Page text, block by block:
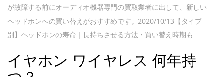
が故障する前にオーディオ機器専門の買取業者に出して、新しい
ヘッドホンへの買い替えがおすすめです。2020/10/13【タイプ
別】ヘッドホンの寿命｜長持ちさせる方法・買い替え時期も
イヤホン ワイヤレス 何年持